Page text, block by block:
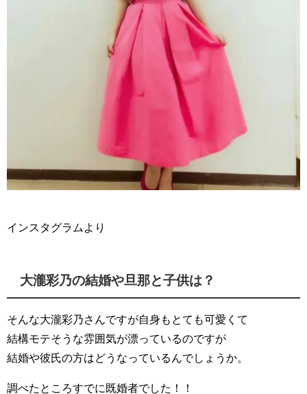
インスタグラムより
大瀧彩乃の結婚や旦那と子供は？
そんな大瀧彩乃さんですが自身もとても可愛くて
結構モテそうな雰囲気が漂っているのですが
結婚や彼氏の方はどうなっているんでしょうか。
調べたところすでに既婚者でした！！